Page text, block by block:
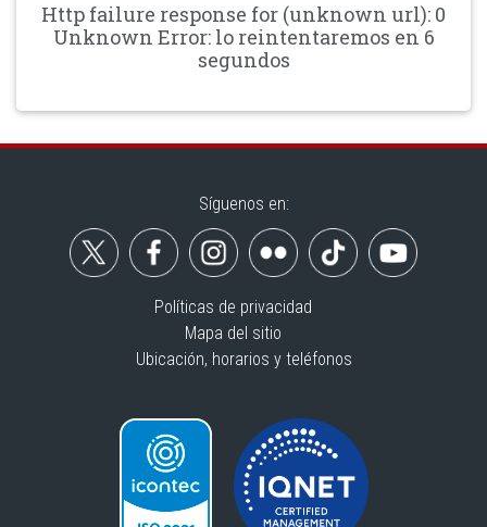
Http failure response for (unknown url): 0
Unknown Error: lo reintentaremos en 6
segundos
Síguenos en:
Políticas de privacidad
Mapa del sitio
Ubicación, horarios y teléfonos